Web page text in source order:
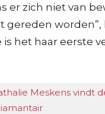
er zich niet van
gereden worden”,
is het haar eerste
Meskens vindt